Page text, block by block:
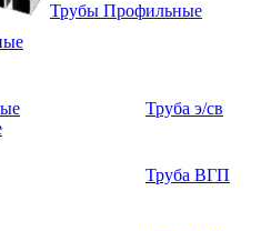
Трубы Профильные
Труба э/св
Труба ВГП